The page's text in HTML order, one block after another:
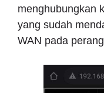
menghubungkan
yang sudah
WAN pada